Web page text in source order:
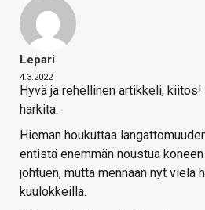
Lepari
4.3.2022
Hyvä ja rehellinen artikkeli,
harkita.
Hieman houkuttaa
entistä enemmän noustua
johtuen, mutta mennään nyt vielä
kuulokkeilla.